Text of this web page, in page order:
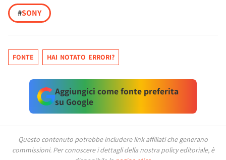
#SONY
FONTE HAI NOTATO ERRORI?
Aggiungici come fonte preferita
su Google
Questo contenuto potrebbe includere link affiliati che generano
commissioni. Per conoscere i dettagli della nostra policy editoriale, è